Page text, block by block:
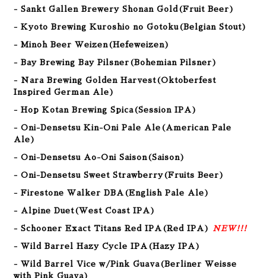
- Sankt Gallen Brewery Shonan Gold(Fruit Beer)
- Kyoto Brewing Kuroshio no Gotoku(Belgian Stout)
- Minoh Beer Weizen(Hefeweizen)
- Bay Brewing Bay Pilsner (Bohemian Pilsner)
- Nara Brewing Golden Harvest(Oktoberfest
Inspired German Ale)
- Hop Kotan Brewing Spica(Session IPA)
- Oni-Densetsu Kin-Oni Pale Ale(American Pale
Ale)
- Oni-Densetsu Ao-Oni Saison(Saison)
- Oni-Densetsu Sweet Strawberry(Fruits Beer)
- Firestone Walker DBA(English Pale Ale)
- Alpine Duet(West Coast IPA)
- Schooner Exact Titans Red IPA(Red IPA) NEW!!!
- Wild Barrel Hazy Cycle IPA(Hazy IPA)
- Wild Barrel Vice w/Pink Guava(Berliner Weisse
with Pink Guava)